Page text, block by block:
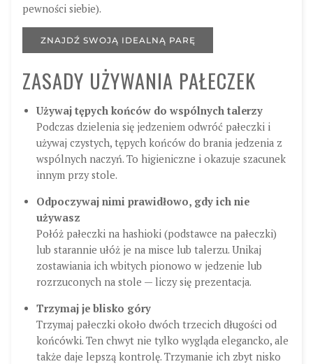
pewności siebie).
ZNAJDŹ SWOJĄ IDEALNĄ PARĘ
ZASADY UŻYWANIA PAŁECZEK
Używaj tępych końców do wspólnych talerzy
Podczas dzielenia się jedzeniem odwróć pałeczki i
używaj czystych, tępych końców do brania jedzenia z
wspólnych naczyń. To higieniczne i okazuje szacunek
innym przy stole.
Odpoczywaj nimi prawidłowo, gdy ich nie
używasz
Połóż pałeczki na hashioki (podstawce na pałeczki)
lub starannie ułóż je na misce lub talerzu. Unikaj
zostawiania ich wbitych pionowo w jedzenie lub
rozrzuconych na stole — liczy się prezentacja.
Trzymaj je blisko góry
Trzymaj pałeczki około dwóch trzecich długości od
końcówki. Ten chwyt nie tylko wygląda elegancko, ale
także daje lepszą kontrolę. Trzymanie ich zbyt nisko